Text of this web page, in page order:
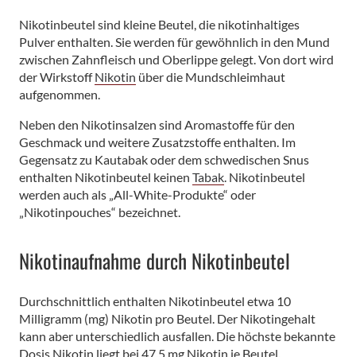
Nikotinbeutel sind kleine Beutel, die nikotinhaltiges
Pulver enthalten. Sie werden für gewöhnlich in den Mund
zwischen Zahnfleisch und Oberlippe gelegt. Von dort wird
der WirkstoffNikotin über die Mundschleimhaut
aufgenommen.
Neben den Nikotinsalzen sind Aromastoffe für den
Geschmack und weitere Zusatzstoffe enthalten. Im
Gegensatz zu Kautabak oder dem schwedischen Snus
enthalten Nikotinbeutel keinen Tabak. Nikotinbeutel
werden auch als „All-White-Produkte“ oder
„Nikotinpouches“ bezeichnet.
Nikotinaufnahme durch Nikotinbeutel
Durchschnittlich enthalten Nikotinbeutel etwa 10
Milligramm (mg) Nikotin pro Beutel. Der Nikotingehalt
kann aber unterschiedlich ausfallen. Die höchste bekannte
Dosis Nikotin liegt bei 47,5 mg Nikotin je Beutel.